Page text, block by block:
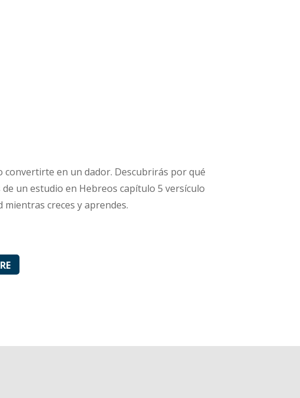
convertirte en un dador. Descubrirás por qué
un estudio en Hebreos capítulo 5 versículo
creces y aprendes.